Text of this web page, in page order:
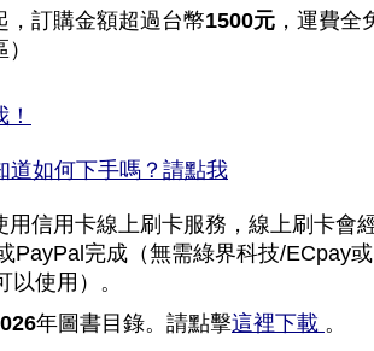
，訂購金額超過台幣1500元 ，運費全
道如何下手嗎？請點我
用信用卡線上刷卡服務，線上刷卡會
PayPal完成（無需綠界科技/ECpay或
以使用）。
年圖書目錄。請點擊這裡下載 。